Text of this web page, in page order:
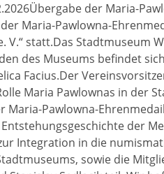
der Maria-
Maria-Pawlowna-
V.“ statt.Das Stadtmuseum
des Museums befindet
Facius.Der
Maria Pawlownas in der
Maria-Pawlowna-
der
Integration in die
sowie die